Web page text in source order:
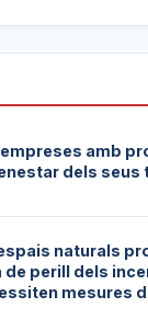
empreses amb
dels seus
naturals
de perill dels
mesures